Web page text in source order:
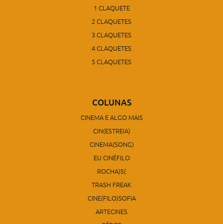
1 CLAQUETE
2 CLAQUETES
3 CLAQUETES
4 CLAQUETES
5 CLAQUETES
COLUNAS
CINEMA E ALGO MAIS
CIN(ESTREIA)
CINEMA(SONG)
EU CINÉFILO
ROCHA)S(
TRASH FREAK
CINE(FILO)SOFIA
ARTECINES